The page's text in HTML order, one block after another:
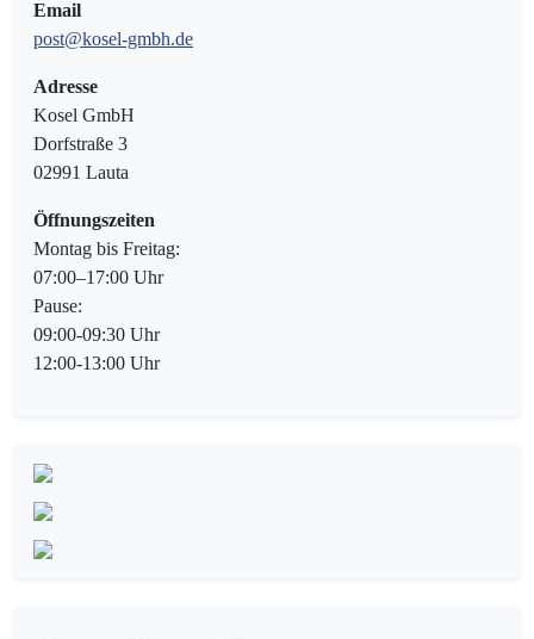
Email
post@kosel-gmbh.de
Adresse
Kosel GmbH
Dorfstraße 3
02991 Lauta
Öffnungszeiten
Montag bis Freitag:
07:00–17:00 Uhr
Pause:
09:00-09:30 Uhr
12:00-13:00 Uhr